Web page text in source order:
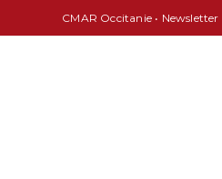
CMAR Occitanie• Newsletter